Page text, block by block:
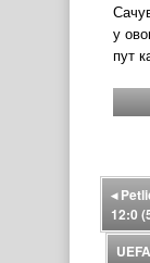
у
пут
◂
12:0